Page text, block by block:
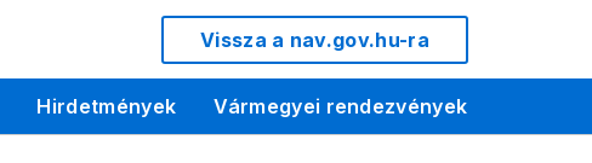
Vissza a nav.gov.hu-ra
Hirdetmények Vármegyei rendezvények